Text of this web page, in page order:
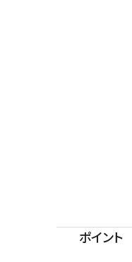
ポイント